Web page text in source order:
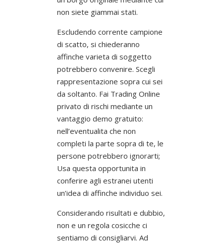
non siete giammai stati.
Escludendo corrente campione
di scatto, si chiederanno
affinche varieta di soggetto
potrebbero convenire. Scegli
rappresentazione sopra cui sei
da soltanto. Fai Trading Online
privato di rischi mediante un
vantaggio demo gratuito:
nell’eventualita che non
completi la parte sopra di te, le
persone potrebbero ignorarti;
Usa questa opportunita in
conferire agli estranei utenti
un’idea di affinche individuo sei.
Considerando risultati e dubbio,
non e un regola cosicche ci
sentiamo di consigliarvi. Ad